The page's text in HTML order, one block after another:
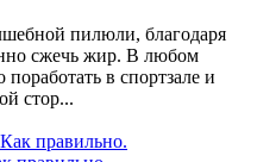
пилюли, благодаря
сжечь жир. В любом
в спортзале и
стор...